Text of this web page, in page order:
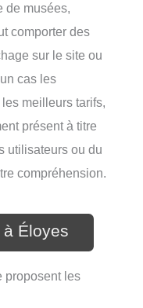
de musées,
comporter des
sur le site ou
cas les
meilleurs tarifs,
présent à titre
utilisateurs ou du
compréhension.
Éloyes
proposent les